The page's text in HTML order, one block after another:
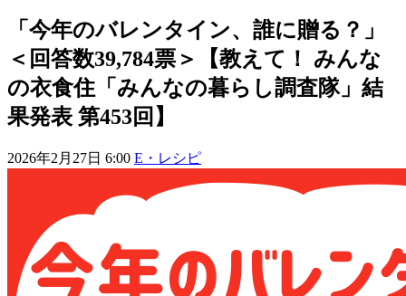
「今年のバレンタイン、誰に贈る？」
＜回答数39,784票＞【教えて！ みんな
の衣食住「みんなの暮らし調査隊」結
果発表 第453回】
2026年2月27日 6:00 E・レシピ